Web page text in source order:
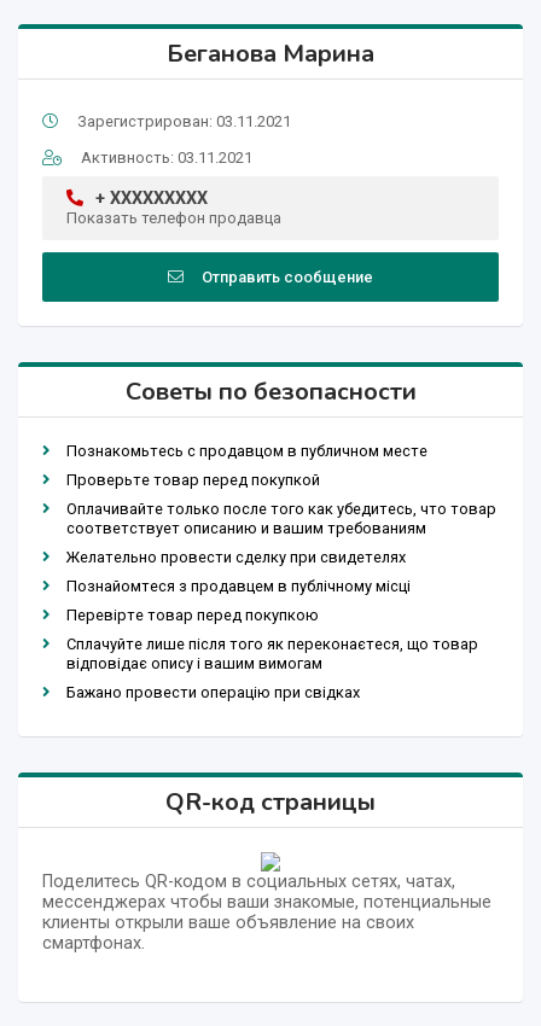
Беганова Марина
Зарегистрирован: 03.11.2021
Активность: 03.11.2021
+ XXXXXXXXX
Показать телефон продавца
Отправить сообщение
Советы по безопасности
Познакомьтесь с продавцом в публичном месте
Проверьте товар перед покупкой
Оплачивайте только после того как убедитесь, что товар
соответствует описанию и вашим требованиям
Желательно провести сделку при свидетелях
Познайомтеся з продавцем в публічному місці
Перевірте товар перед покупкою
Сплачуйте лише після того як переконаєтеся, що товар
відповідає опису і вашим вимогам
Бажано провести операцію при свідках
QR-код страницы
Поделитесь QR-кодом в социальных сетях, чатах,
мессенджерах чтобы ваши знакомые, потенциальные
клиенты открыли ваше объявление на своих
смартфонах.